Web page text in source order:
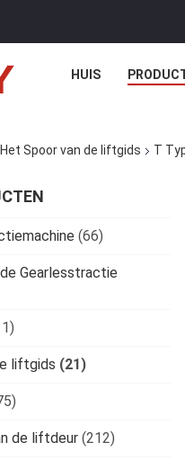
HUIS
Het Spoor van de liftgids T
(66)
Gearlesstractie
liftgids (21)
de liftdeur (212)